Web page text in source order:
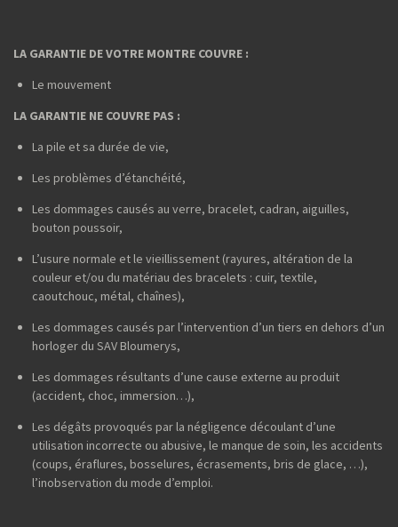
LA GARANTIE DE VOTRE MONTRE COUVRE :
Le mouvement
LA GARANTIE NE COUVRE PAS :
La pile et sa durée de vie,
Les problèmes d’étanchéité,
Les dommages causés au verre, bracelet, cadran, aiguilles,
bouton poussoir,
L’usure normale et le vieillissement (rayures, altération de la
couleur et/ou du matériau des bracelets : cuir, textile,
caoutchouc, métal, chaînes),
Les dommages causés par l’intervention d’un tiers en dehors d’un
horloger du SAV Bloumerys,
Les dommages résultants d’une cause externe au produit
(accident, choc, immersion…),
Les dégâts provoqués par la négligence découlant d’une
utilisation incorrecte ou abusive, le manque de soin, les accidents
(coups, éraflures, bosselures, écrasements, bris de glace, …),
l’inobservation du mode d’emploi.